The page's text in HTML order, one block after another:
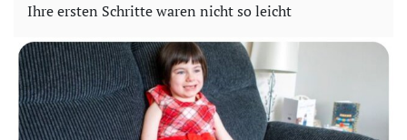
Ihre ersten Schritte waren nicht so leicht